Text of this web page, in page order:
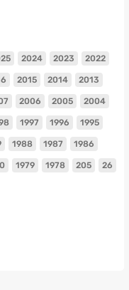
2024 2023 2022
2015 2014 2013
2006 2005 2004
1997 1996 1995
1988 1987 1986
1979 1978 205 26